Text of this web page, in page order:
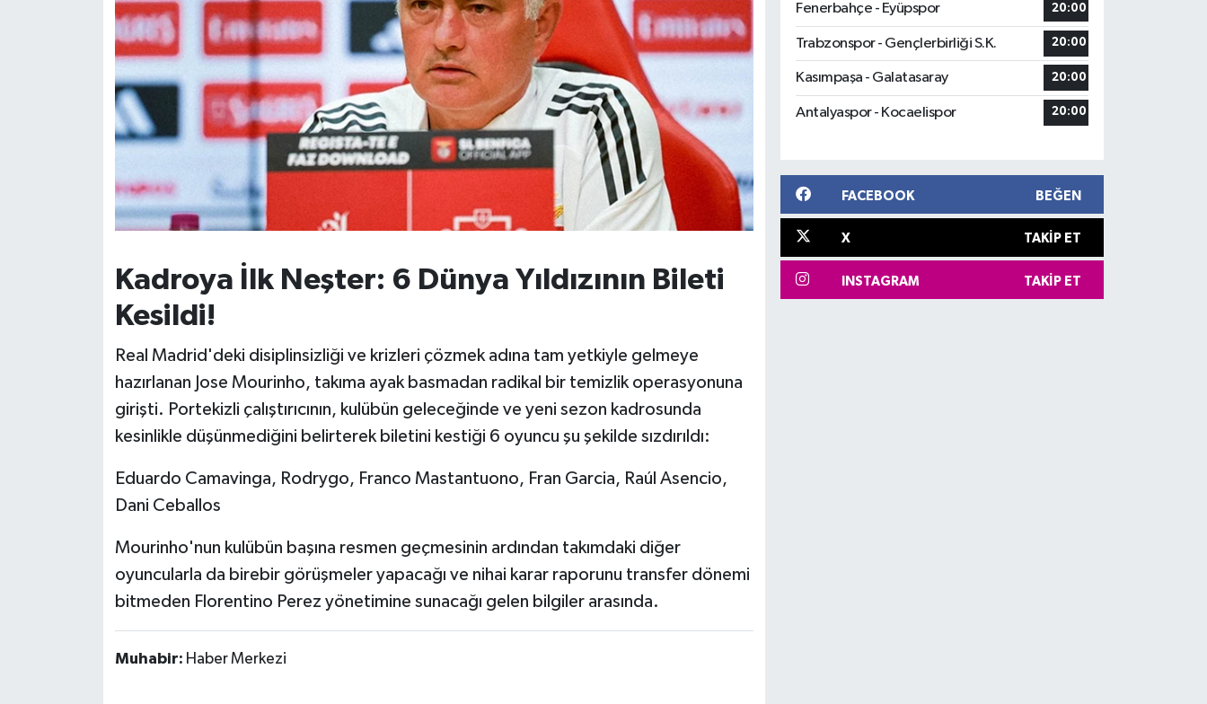
Kadroya İlk Neşter: 6 Dünya Yıldızının Bileti
Kesildi!
Real Madrid'deki disiplinsizliği ve krizleri çözmek adına tam yetkiyle gelmeye
hazırlanan Jose Mourinho, takıma ayak basmadan radikal bir temizlik operasyonuna
girişti. Portekizli çalıştırıcının, kulübün geleceğinde ve yeni sezon kadrosunda
kesinlikle düşünmediğini belirterek biletini kestiği 6 oyuncu şu şekilde sızdırıldı:
Eduardo Camavinga, Rodrygo, Franco Mastantuono, Fran Garcia, Raúl Asencio,
Dani Ceballos
Mourinho'nun kulübün başına resmen geçmesinin ardından takımdaki diğer
oyuncularla da birebir görüşmeler yapacağı ve nihai karar raporunu transfer dönemi
bitmeden Florentino Perez yönetimine sunacağı gelen bilgiler arasında.
Muhabir: Haber Merkezi
Fenerbahçe - Eyüpspor 20:00
Trabzonspor - Gençlerbirliği S.K. 20:00
Kasımpaşa - Galatasaray 20:00
Antalyaspor - Kocaelispor 20:00
FACEBOOK BEĞEN
X TAKIP ET
INSTAGRAM TAKIP ET